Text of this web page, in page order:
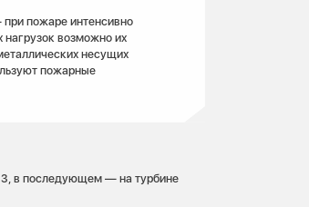
пожаре интенсивно
нагрузок возможно их
несущих
пожарные
в последующем — на турбине